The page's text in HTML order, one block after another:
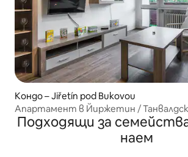
Кондо – Jiřetín pod Bukovou
Апартамент в Йиржетин /
Подходящи за
наем